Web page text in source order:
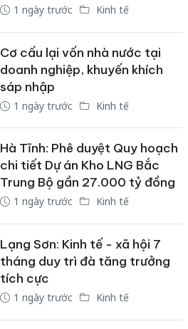
1 ngày trước Kinh tế
Cơ cấu lại vốn nhà nước tại
doanh nghiệp, khuyến khích
sáp nhập
1 ngày trước Kinh tế
Hà Tĩnh: Phê duyệt Quy hoạch
chi tiết Dự án Kho LNG Bắc
Trung Bộ gần 27.000 tỷ đồng
1 ngày trước Kinh tế
Lạng Sơn: Kinh tế - xã hội 7
tháng duy trì đà tăng trưởng
tích cực
1 ngày trước Kinh tế